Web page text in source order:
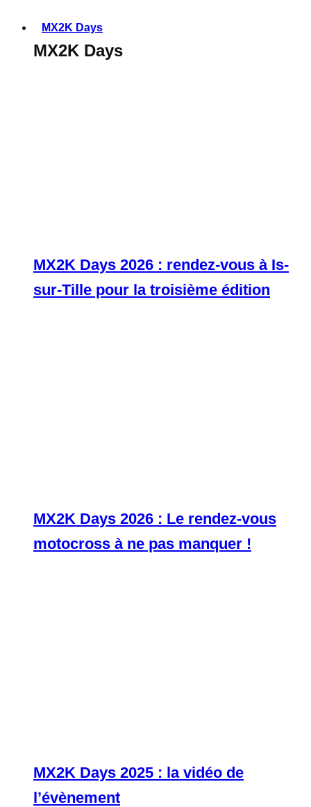
MX2K Days
MX2K Days
MX2K Days 2026 : rendez-vous à Is-
sur-Tille pour la troisième édition
MX2K Days 2026 : Le rendez-vous
motocross à ne pas manquer !
MX2K Days 2025 : la vidéo de
l’évènement